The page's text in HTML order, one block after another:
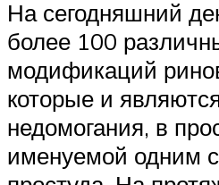
На сегодняшний
более 100
модификаций
которые и
недомогания, в
именуемой одним